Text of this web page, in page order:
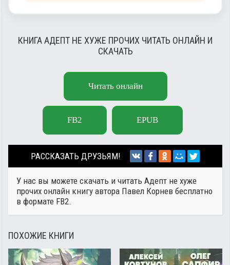
КНИГА АДЕПТ НЕ ХУЖЕ ПРОЧИХ ЧИТАТЬ ОНЛАЙН И
СКАЧАТЬ
Читать онлайн
FB2 EPUB
РАССКАЗАТЬ ДРУЗЬЯМ!
У нас вы можете скачать и читать Адепт не хуже
прочих онлайн книгу автора Павел Корнев бесплатно
в формате FB2.
ПОХОЖИЕ КНИГИ